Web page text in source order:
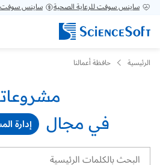
ساينس سوفت للرعاية الصحية ساينس سوفت
الرئيسية حافظة أعمالنا
في مجال
إدارة